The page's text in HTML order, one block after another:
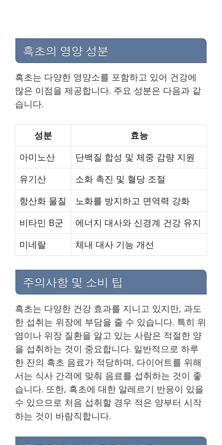
흑초의 영양 성분
흑초는 다양한 영양소를 포함하고 있어 건강에
많은 이점을 제공합니다. 주요 성분은 다음과 같
습니다.
성분
효능
아미노산
단백질 합성 및 체중 감량 지원
유기산
소화 촉진 및 혈당 조절
항산화 물질
노화를 방지하고 면역력 강화
비타민 B군
에너지 대사와 신경계 건강 유지
미네랄
체내 대사 기능 개선
주의사항 및 소비 팁
흑초는 다양한 건강 효과를 지니고 있지만, 과도
한 섭취는 위장에 부담을 줄 수 있습니다. 특히 위
염이나 위장 질환을 앓고 있는 사람은 적절한 양
을 섭취하는 것이 중요합니다. 일반적으로 하루
한 잔의 흑초 음료가 적당하며, 다이어트를 위해
서는 식사 간격에 맞춰 음료를 섭취하는 것이 좋
습니다. 또한, 흑초에 대한 알레르기 반응이 있을
수 있으므로 처음 섭취할 경우 적은 양부터 시작
하는 것이 바람직합니다.